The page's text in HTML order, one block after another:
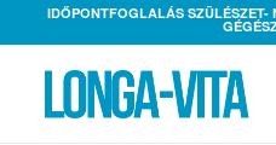
IDŐPONTFOGLALÁS SZÜLÉSZET-